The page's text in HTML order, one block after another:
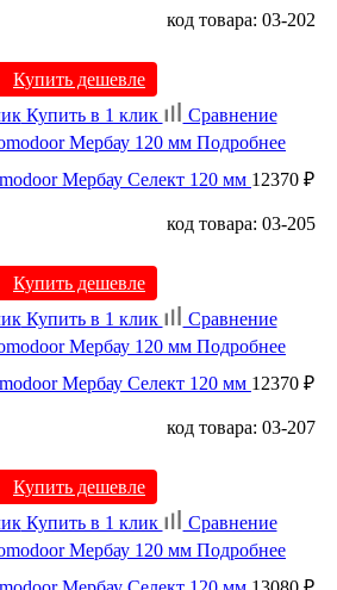
код товара: 03-202
Купить дешевле
Купить в 1 клик
Сравнение
Подробнее
Мербау Селект 120 мм 12370 ₽
код товара: 03-205
Купить дешевле
Купить в 1 клик
Сравнение
Подробнее
Мербау Селект 120 мм 12370 ₽
код товара: 03-207
Купить дешевле
Купить в 1 клик
Сравнение
Подробнее